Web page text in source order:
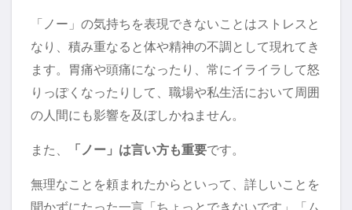
「ノー」の気持ちを表現できないことはストレスと
なり、積み重なると体や精神の不調として現れてき
ます。胃痛や頭痛になったり、常にイライラして怒
りっぽくなったりして、職場や私生活において周囲
の人間にも影響を及ぼしかねません。
また、 「ノー」は言い方も重要です。
無理なことを頼まれたからといって、詳しいことを
聞かずにたった一言「ちょっとできないです」「ム